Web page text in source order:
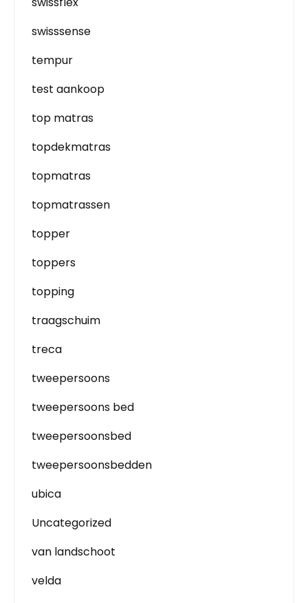
swisssense
tempur
test aankoop
top matras
topdekmatras
topmatras
topmatrassen
topper
toppers
topping
traagschuim
treca
tweepersoons
tweepersoons bed
tweepersoonsbed
tweepersoonsbedden
ubica
Uncategorized
van landschoot
velda